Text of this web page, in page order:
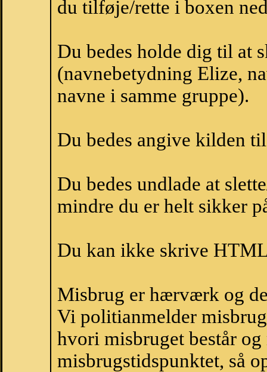
du tilføje/rette i boxen
Du bedes holde dig til at
(navnebetydning Elize,
navne i samme gruppe).
Du bedes angive kilden
Du bedes undlade at
mindre du er helt sikker
Du kan ikke skrive
Misbrug er hærværk og
Vi politianmelder
hvori misbruget består
misbrugstidspunktet, så